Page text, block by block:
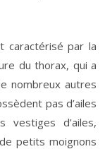
caractérisé par la
du thorax, qui a
nombreux autres
pas d’ailes
vestiges d’ailes,
petits moignons